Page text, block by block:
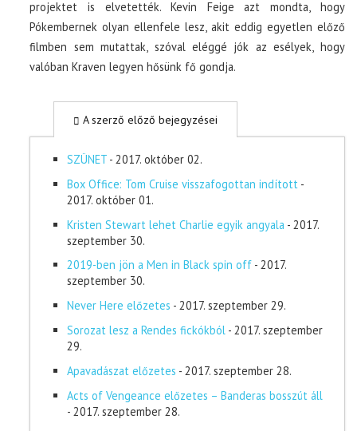
projektet is elvetették. Kevin Feige azt mondta, hogy
Pókembernek olyan ellenfele lesz, akit eddig egyetlen előző
filmben sem mutattak, szóval eléggé jók az esélyek, hogy
valóban Kraven legyen hősünk fő gondja.
A szerző előző bejegyzései
SZÜNET - 2017. október 02.
Box Office: Tom Cruise visszafogottan indított -
2017. október 01.
Kristen Stewart lehet Charlie egyik angyala - 2017.
szeptember 30.
2019-ben jön a Men in Black spin off - 2017.
szeptember 30.
Never Here előzetes - 2017. szeptember 29.
Sorozat lesz a Rendes fickókból - 2017. szeptember
29.
Apavadászat előzetes - 2017. szeptember 28.
Acts of Vengeance előzetes – Banderas bosszút áll
- 2017. szeptember 28.